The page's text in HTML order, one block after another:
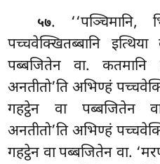
५७. ‘‘पञ्चिमानि,
पच्चवेक्खितब्बानि
पब्बजितेन वा. कतमानि
अनतीतो’ति अभिण्हं
गहट्ठेन वा पब्बजितेन वा.
अनतीतो’ति अभिण्हं
गहट्ठेन वा पब्बजितेन वा.